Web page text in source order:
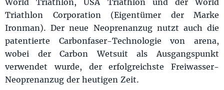
Triathlon Corporation (Eigentümer der Marke
Ironman). Der neue Neoprenanzug nutzt auch die
patentierte Carbonfaser-Technologie von arena,
wobei der Carbon Wetsuit als Ausgangspunkt
verwendet wurde, der erfolgreichste Freiwasser-
Neoprenanzug der heutigen Zeit.